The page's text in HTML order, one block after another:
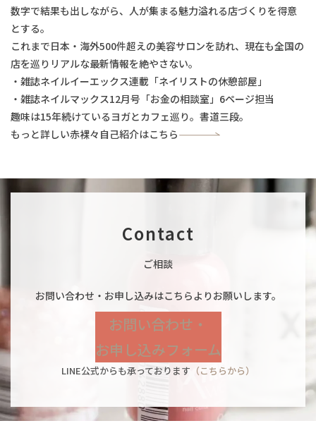
数字で結果も出しながら、人が集まる魅力溢れる店づくりを得意
とする。
これまで日本・海外500件超えの美容サロンを訪れ、現在も全国の
店を巡りリアルな最新情報を絶やさない。
・雑誌ネイルイーエックス連載「ネイリストの休憩部屋」
・雑誌ネイルマックス12月号「お金の相談室」6ページ担当
趣味は15年続けているヨガとカフェ巡り。書道三段。
もっと詳しい赤裸々自己紹介はこちら
Contact
ご相談
お問い合わせ・お申し込みはこちらよりお願いします。
お問い合わせ・
お申し込みフォーム
LINE公式からも承っております （こちらから）